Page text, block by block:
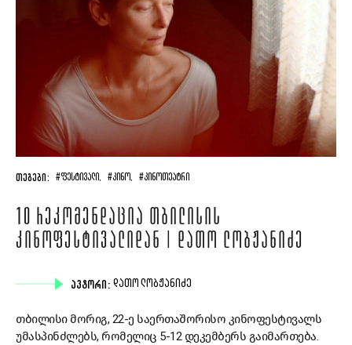
ᲗᲔᲒᲔᲑᲘ: #ᲤᲔᲡᲢᲘᲕᲐᲚᲘ, #ᲙᲘᲜᲝ, #ᲙᲘᲜᲝᲗᲔᲐᲢᲠᲘ
10 ᲠᲔᲙᲝᲛᲔᲜᲓᲐᲪᲘᲐ ᲗᲑᲘᲚᲘᲡᲘᲡ
ᲙᲘᲜᲝᲤᲔᲡᲢᲘᲕᲐᲚᲘᲓᲐᲜ | ᲓᲐᲗᲝ ᲚᲝᲑᲟᲐᲜᲘᲫᲔ
ᲐᲕᲢᲝᲠᲘ: ᲓᲐᲗᲝ ᲚᲝᲑᲟᲐᲜᲘᲫᲔ
თბილისი მორიგ, 22-ე საერთაშორისო კინოფესტივალს
უმასპინძლებს, რომელიც 5-12 დეკემბერს გაიმართება.